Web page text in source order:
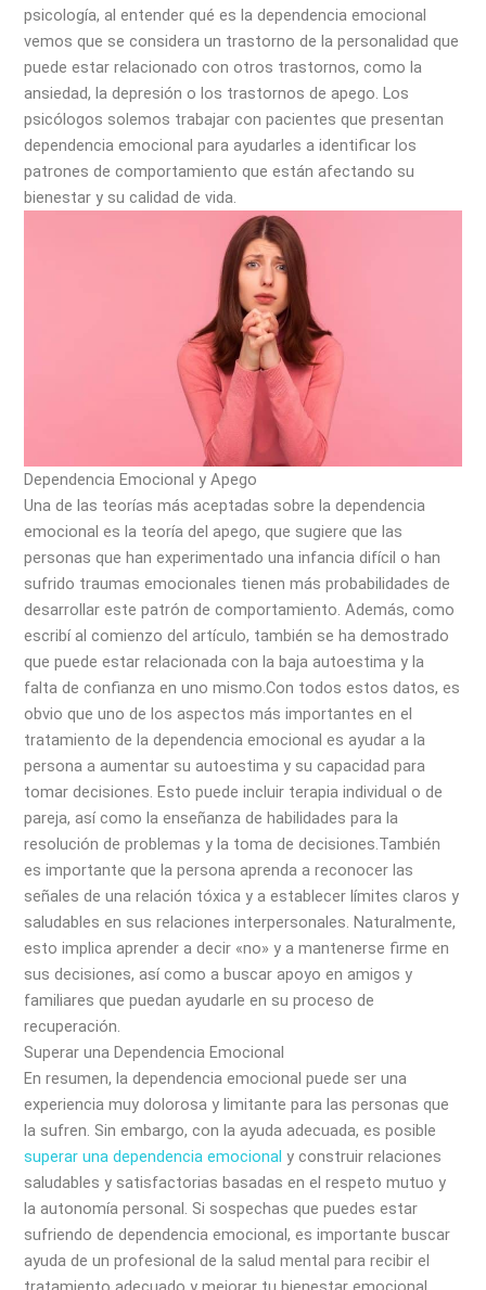
psicología, al entender qué es la dependencia emocional
vemos que se considera un trastorno de la personalidad que
puede estar relacionado con otros trastornos, como la
ansiedad, la depresión o los trastornos de apego. Los
psicólogos solemos trabajar con pacientes que presentan
dependencia emocional para ayudarles a identificar los
patrones de comportamiento que están afectando su
bienestar y su calidad de vida.
Dependencia Emocional y Apego
Una de las teorías más aceptadas sobre la dependencia
emocional es la teoría del apego, que sugiere que las
personas que han experimentado una infancia difícil o han
sufrido traumas emocionales tienen más probabilidades de
desarrollar este patrón de comportamiento. Además, como
escribí al comienzo del artículo, también se ha demostrado
que puede estar relacionada con la baja autoestima y la
falta de confianza en uno mismo.Con todos estos datos, es
obvio que uno de los aspectos más importantes en el
tratamiento de la dependencia emocional es ayudar a la
persona a aumentar su autoestima y su capacidad para
tomar decisiones. Esto puede incluir terapia individual o de
pareja, así como la enseñanza de habilidades para la
resolución de problemas y la toma de decisiones.También
es importante que la persona aprenda a reconocer las
señales de una relación tóxica y a establecer límites claros y
saludables en sus relaciones interpersonales. Naturalmente,
esto implica aprender a decir «no» y a mantenerse firme en
sus decisiones, así como a buscar apoyo en amigos y
familiares que puedan ayudarle en su proceso de
recuperación.
Superar una Dependencia Emocional
En resumen, la dependencia emocional puede ser una
experiencia muy dolorosa y limitante para las personas que
la sufren. Sin embargo, con la ayuda adecuada, es posible
superar una dependencia emocional y construir relaciones
saludables y satisfactorias basadas en el respeto mutuo y
la autonomía personal. Si sospechas que puedes estar
sufriendo de dependencia emocional, es importante buscar
ayuda de un profesional de la salud mental para recibir el